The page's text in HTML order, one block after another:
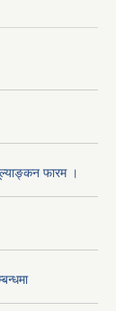
फारम ।